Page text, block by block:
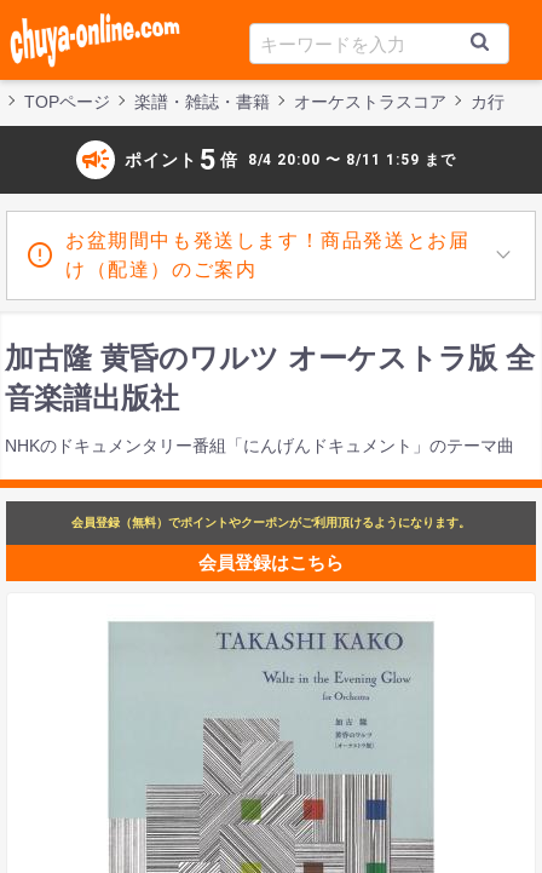
TOPページ 楽譜・雑誌・書籍 オーケストラスコア カ行
campaign ポイント 5 倍 8/4 20:00 〜 8/11 1:59 まで
お盆期間中も発送します！商品発送とお届
け（配達）のご案内
加古隆 黄昏のワルツ オーケストラ版 全
音楽譜出版社
NHKのドキュメンタリー番組「にんげんドキュメント」のテーマ曲
会員登録（無料）でポイントやクーポンがご利用頂けるようになります。
会員登録はこちら